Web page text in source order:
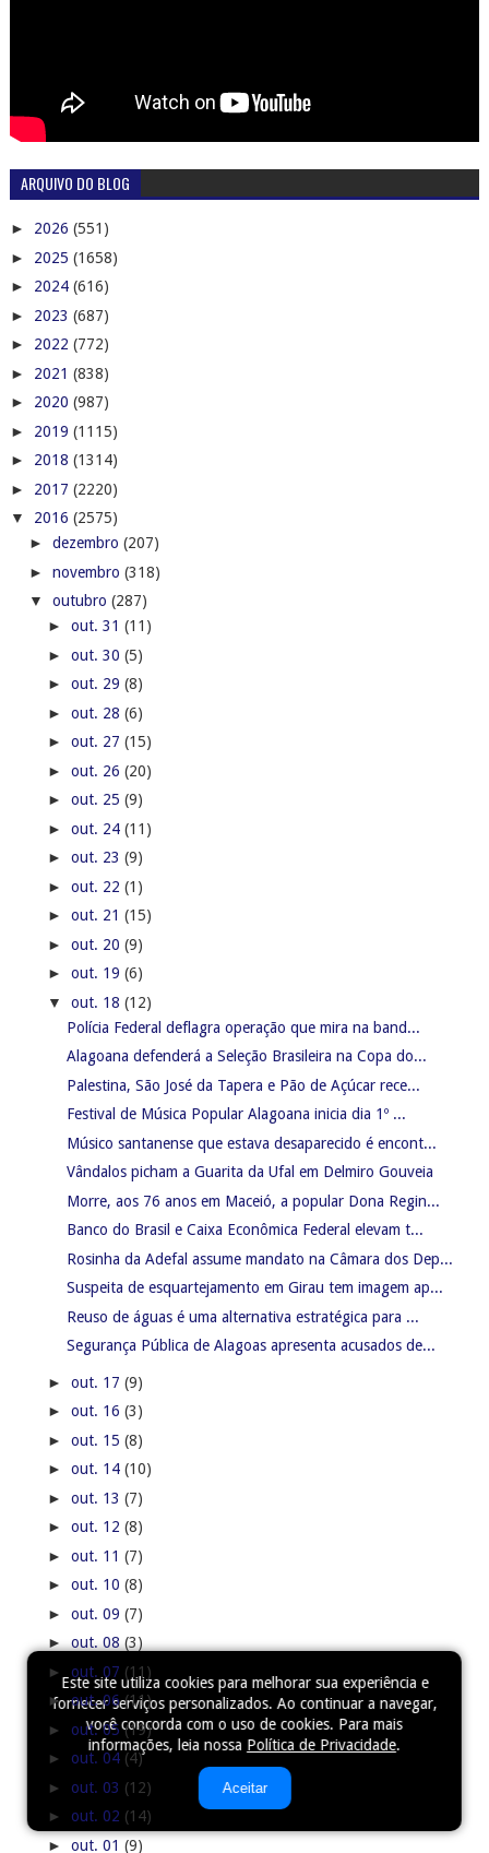
Este site utiliza cookies para melhorar sua experiência e
fornecer serviços personalizados. Ao continuar a navegar,
você concorda com o uso de cookies. Para mais
informações, leia nossa Política de Privacidade.
Aceitar
ARQUIVO DO BLOG
► 2026 (551)
► 2025 (1658)
► 2024 (616)
► 2023 (687)
► 2022 (772)
► 2021 (838)
► 2020 (987)
► 2019 (1115)
► 2018 (1314)
► 2017 (2220)
▼ 2016 (2575)
► dezembro (207)
► novembro (318)
▼ outubro (287)
► out. 31 (11)
► out. 30 (5)
► out. 29 (8)
► out. 28 (6)
► out. 27 (15)
► out. 26 (20)
► out. 25 (9)
► out. 24 (11)
► out. 23 (9)
► out. 22 (1)
► out. 21 (15)
► out. 20 (9)
► out. 19 (6)
▼ out. 18 (12)
Polícia Federal deflagra operação que mira na band...
Alagoana defenderá a Seleção Brasileira na Copa do...
Palestina, São José da Tapera e Pão de Açúcar rece...
Festival de Música Popular Alagoana inicia dia 1º ...
Músico santanense que estava desaparecido é encont...
Vândalos picham a Guarita da Ufal em Delmiro Gouveia
Morre, aos 76 anos em Maceió, a popular Dona Regin...
Banco do Brasil e Caixa Econômica Federal elevam t...
Rosinha da Adefal assume mandato na Câmara dos Dep...
Suspeita de esquartejamento em Girau tem imagem ap...
Reuso de águas é uma alternativa estratégica para ...
Segurança Pública de Alagoas apresenta acusados de...
► out. 17 (9)
► out. 16 (3)
► out. 15 (8)
► out. 14 (10)
► out. 13 (7)
► out. 12 (8)
► out. 11 (7)
► out. 10 (8)
► out. 09 (7)
► out. 08 (3)
► out. 07 (11)
►out. 06(11)
► out. 05(19)
► out. 04 (4)
► out. 03 (12)
► out. 02 (14)
► out. 01 (9)